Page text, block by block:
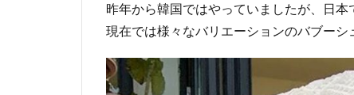
昨年から韓国ではやっていましたが、日本
現在では様々なバリエーションのバブーシ